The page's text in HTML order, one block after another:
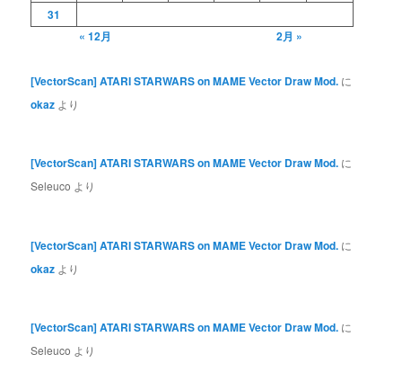
31
« 12月
2月 »
[VectorScan] ATARI STARWARS on MAME Vector Draw Mod. に
okaz より
[VectorScan] ATARI STARWARS on MAME Vector Draw Mod. に
Seleuco より
[VectorScan] ATARI STARWARS on MAME Vector Draw Mod. に
okaz より
[VectorScan] ATARI STARWARS on MAME Vector Draw Mod. に
Seleuco より